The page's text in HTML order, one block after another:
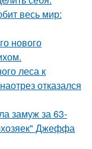
весь мир:
нового
леса к
отказался
замуж за 63-
Джеффа